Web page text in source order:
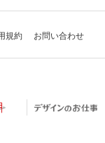
規約 お問い合わせ